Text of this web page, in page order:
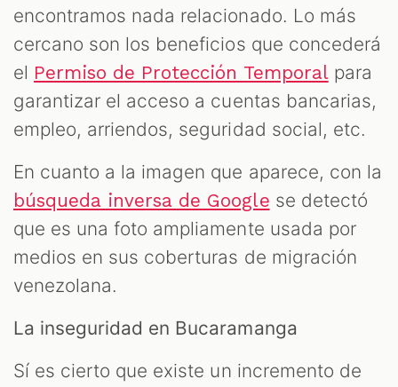
encontramos nada relacionado. Lo más
cercano son los beneficios que concederá
el Permiso de Protección Temporalpara
garantizar el acceso a cuentas bancarias,
empleo, arriendos, seguridad social, etc.
En cuanto a la imagen que aparece, con la
búsqueda inversa de Google se detectó
que es una foto ampliamente usada por
medios en sus coberturas de migración
venezolana.
La inseguridad en Bucaramanga
Sí es cierto que existe un incremento de